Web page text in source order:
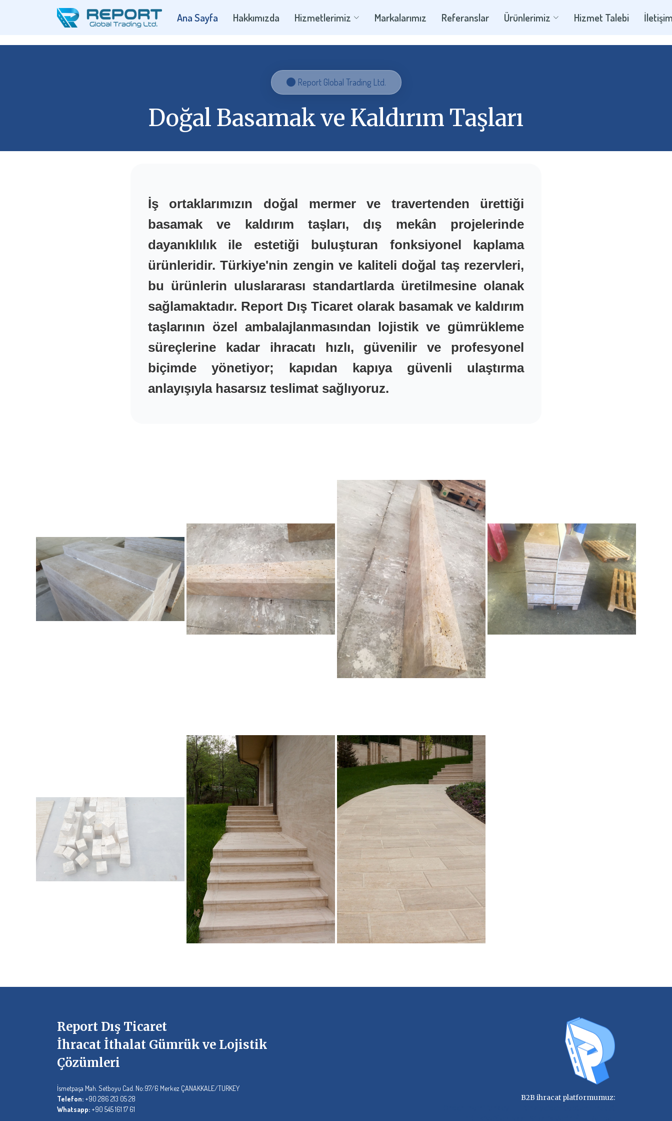
Ana Sayfa Hakkımızda Hizmetlerimiz Markalarımız Referanslar Ürünlerimiz Hizmet Talebi
Report Global Trading Ltd.
Doğal Basamak ve Kaldırım Taşları
İş ortaklarımızın doğal mermer ve travertenden ürettiği
basamak ve kaldırım taşları, dış mekân projelerinde
dayanıklılık ile estetiği buluşturan fonksiyonel kaplama
ürünleridir. Türkiye'nin zengin ve kaliteli doğal taş rezervleri,
bu ürünlerin uluslararası standartlarda üretilmesine olanak
sağlamaktadır. Report Dış Ticaret olarak basamak ve kaldırım
taşlarının özel ambalajlanmasından lojistik ve gümrükleme
süreçlerine kadar ihracatı hızlı, güvenilir ve profesyonel
biçimde yönetiyor; kapıdan kapıya güvenli ulaştırma
anlayışıyla hasarsız teslimat sağlıyoruz.
Report Dış Ticaret
İhracat İthalat Gümrük ve Lojistik
Çözümleri
İsmetpaşa Mah. Setboyu Cad. No:97/6 Merkez ÇANAKKALE/TURKEY
Telefon: +90 286 213 05 28
Whatsapp: +90 545 161 17 61
B2B ihracat platformumuz: